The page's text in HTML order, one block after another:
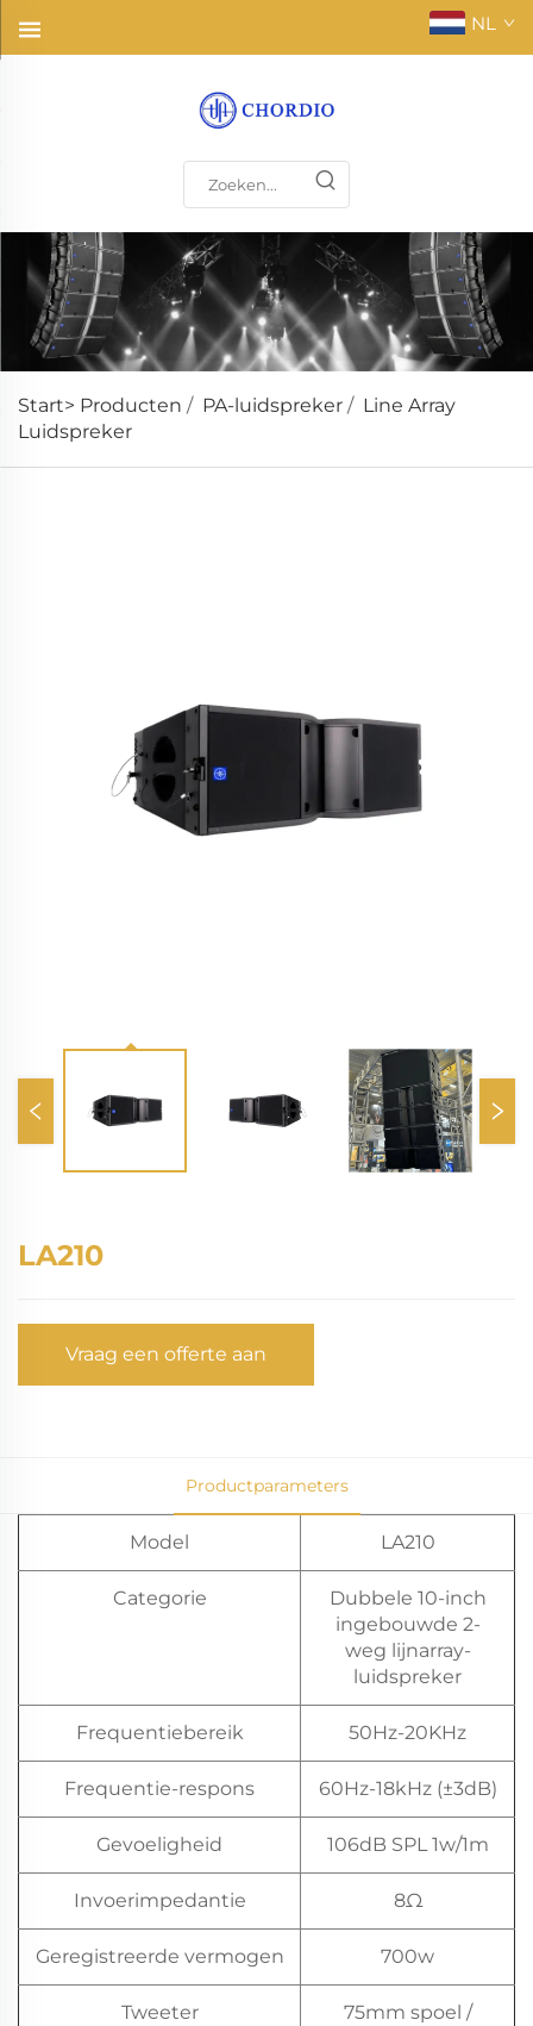
NL
Start> Producten / PA-luidspreker / Line Array
Luidspreker
LA210
Vraag een offerte aan
Productparameters
Model LA210
Categorie
Dubbele 10-inch
ingebouwde 2-
weg lijnarray-
luidspreker
Frequentiebereik 50Hz-20KHz
Frequentie-respons 60Hz-18kHz (±3dB)
Gevoeligheid 106dB SPL 1w/1m
Invoerimpedantie 8Ω
Geregistreerde vermogen 700w
Tweeter
75mm spoel /